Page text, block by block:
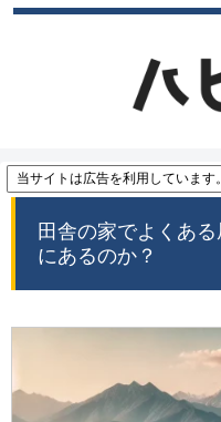
当サイトは広告を利用しています。
田舎の家でよくあ
にあるのか？